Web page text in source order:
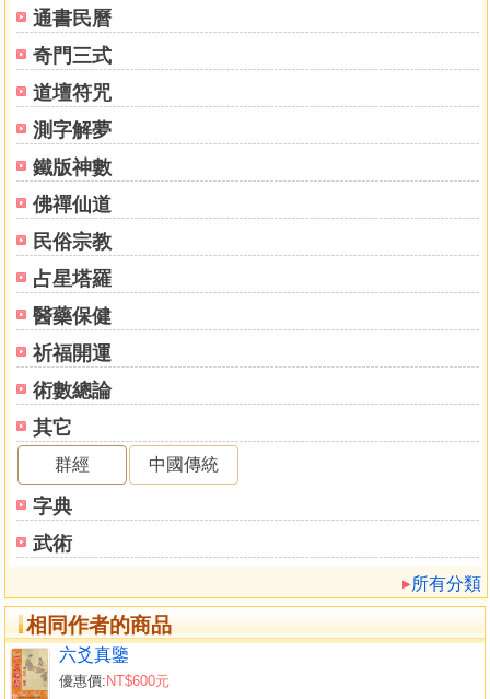
通書民曆
奇門三式
道壇符咒
測字解夢
鐵版神數
佛禪仙道
民俗宗教
占星塔羅
醫藥保健
祈福開運
術數總論
其它
群經 中國傳統
字典
武術
所有分類
相同作者的商品
六爻真鑒
優惠價: NT$600元